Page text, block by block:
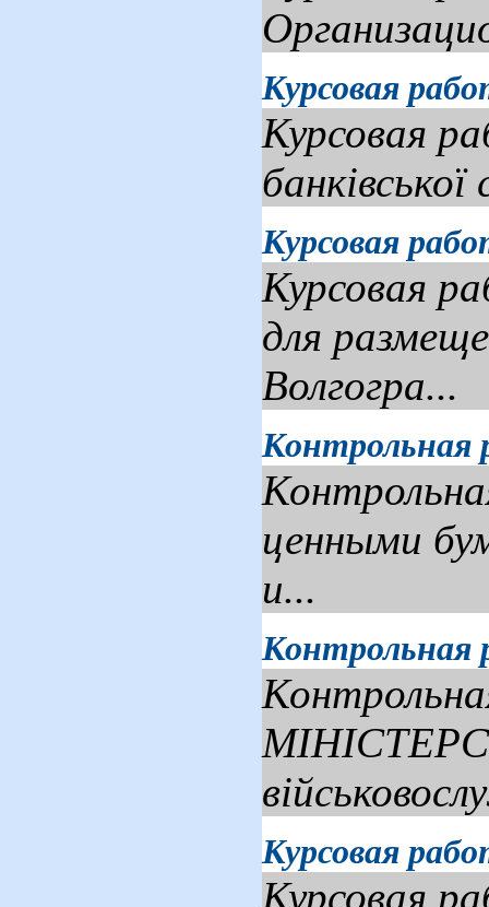
Курсовая
Курсовая
Курсовая
Курсовая
для
Волгогра...
Контрольная
ценными
и...
Контрольная
Курсовая
Курсовая